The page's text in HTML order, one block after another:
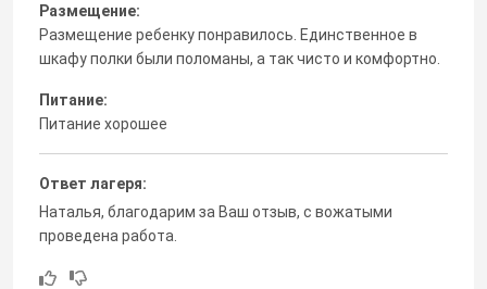
Размещение:
Размещение ребенку понравилось. Единственное в
шкафу полки были поломаны, а так чисто и комфортно.
Питание:
Питание хорошее
Ответ лагеря:
Наталья, благодарим за Ваш отзыв, с вожатыми
проведена работа.